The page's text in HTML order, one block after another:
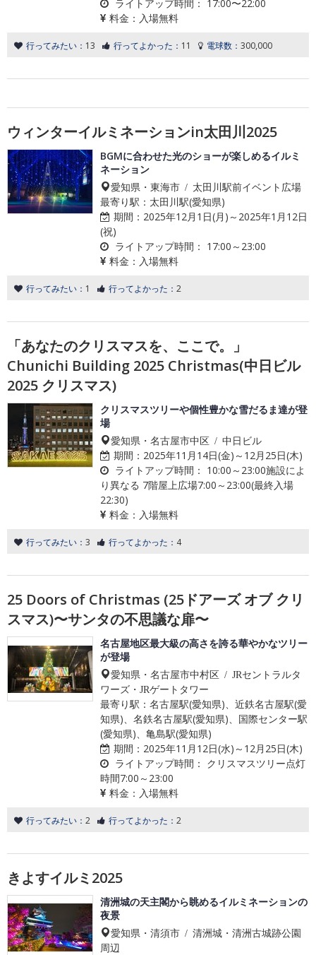
ライトアップ時間： 17:00〜22:00
料金： 入場無料
行ってみたい： 13 行ってよかった： 11 電球数： 300,000
ウィンターイルミネーションin太田川2025
BGMに合わせた光のショーが楽しめるイルミ
ネーション
愛知県・東海市 / 太田川駅前イベント広場
最寄り駅：太田川駅(愛知県)
期間： 2025年12月1日(月)～2025年1月12日
(祝)
ライトアップ時間： 17:00～23:00
料金： 入場無料
行ってみたい： 1 行ってよかった： 2
「あなたのクリスマスを、ここで。」
Chunichi Building 2025 Christmas(中日ビル
2025 クリスマス)
クリスマスツリーや個性豊かな雪だるま達が登
場
愛知県・名古屋市中区 / 中日ビル
期間： 2025年11月14日(金)～12月25日(木)
ライトアップ時間： 10:00～23:00施設によ
り異なる 7階屋上広場7:00～23:00(最終入場
22:30)
料金： 入場無料
行ってみたい： 3 行ってよかった： 4
25 Doors of Christmas (25ドアーズ オブ クリ
スマス)〜サンタの不思議な扉〜
名古屋地区最大級の高さを誇る華やかなツリー
が登場
愛知県・名古屋市中村区 / JRセントラルタ
ワーズ・JRゲートタワー
最寄り駅：名古屋駅(愛知県)、近鉄名古屋駅(愛
知県)、名鉄名古屋駅(愛知県)、国際センター駅
(愛知県)、亀島駅(愛知県)
期間： 2025年11月12日(水)～12月25日(木)
ライトアップ時間： クリスマスツリー点灯
時間7:00～23:00
料金： 入場無料
行ってみたい： 2 行ってよかった： 2
きよすイルミ2025
清洲城の天主閣から眺めるイルミネーションの
夜景
愛知県・清須市 / 清洲城・清洲古城跡公園
周辺